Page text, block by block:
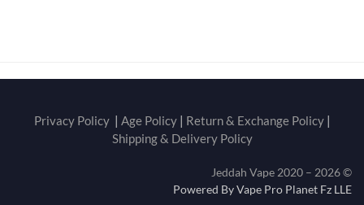
Privacy Policy| Age Policy| Return & Exchange Policy|
Shipping & Delivery Policy
© Jeddah Vape 2020 – 2026
Powered By Vape Pro Planet Fz LLE